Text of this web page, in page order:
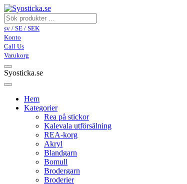
sv / SE / SEK
Konto
Call Us
Varukorg
Syosticka.se
Hem
Kategorier
Rea på stickor
Kalevala utförsälning
REA-korg
Akryl
Blandgarn
Bomull
Brodergarn
Broderier